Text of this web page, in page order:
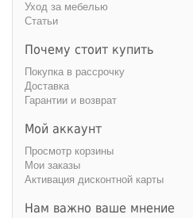
Уход за мебелью
Статьи
Почему стоит купить
Покупка в рассрочку
Доставка
Гарантии и возврат
Мой аккаунт
Просмотр корзины
Мои заказы
Активация дисконтной карты
Нам важно ваше мнение